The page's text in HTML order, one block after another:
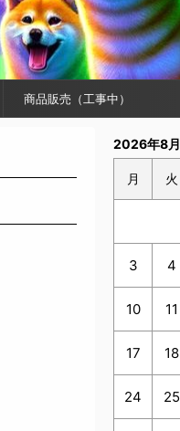
商品販売（工事中）
2026年8月
月 火
3 4
10 11
17 18
24 25